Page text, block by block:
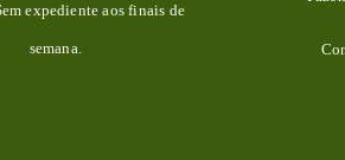
expediente aos finais de
semana.